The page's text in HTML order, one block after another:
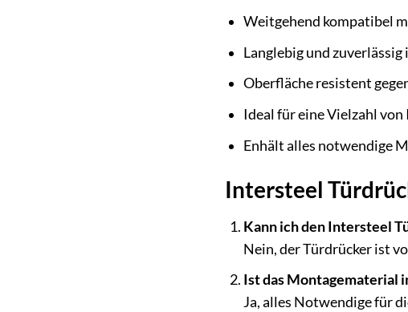
Weitgehend kompatibel
Langlebig und
Oberfläche resistent
Ideal für eine Vielzahl
Enhält alles notwendige
Intersteel
Kann ich den Intersteel
Nein, der Türdrücker ist
Ist das Montagematerial
Ja, alles Notwendige für